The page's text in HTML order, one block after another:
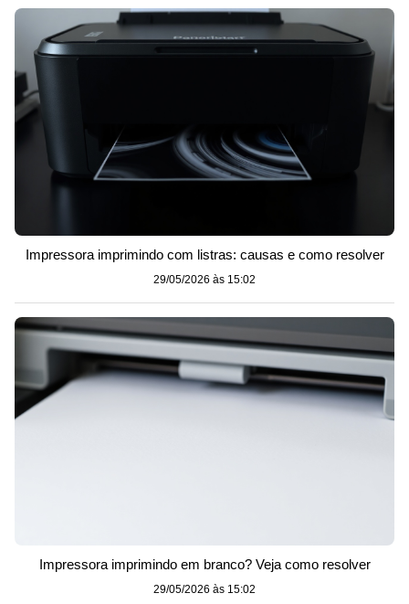
Impressora imprimindo com listras: causas e como resolver
29/05/2026 às 15:02
Impressora imprimindo em branco? Veja como resolver
29/05/2026 às 15:02